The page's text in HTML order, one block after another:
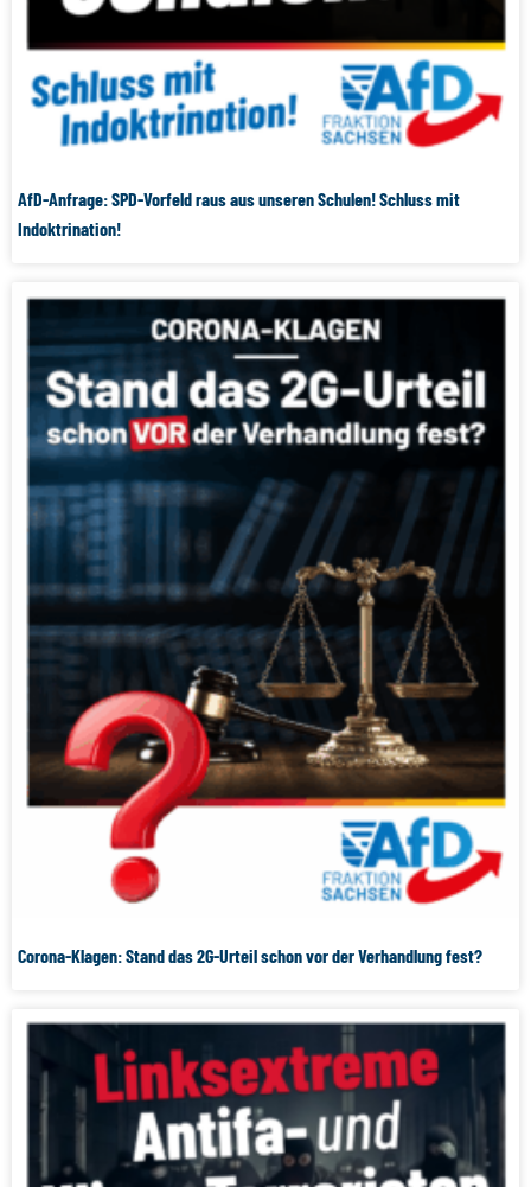
AfD-Anfrage: SPD-Vorfeld raus aus unseren Schulen! Schluss mit
Indoktrination!
Corona-Klagen: Stand das 2G-Urteil schon vor der Verhandlung fest?